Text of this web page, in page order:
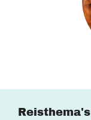
Reisthema's